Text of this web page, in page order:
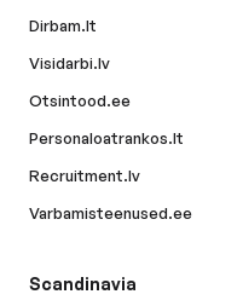
Dirbam.lt
Visidarbi.lv
Otsintood.ee
Personaloatrankos.lt
Recruitment.lv
Varbamisteenused.ee
Scandinavia